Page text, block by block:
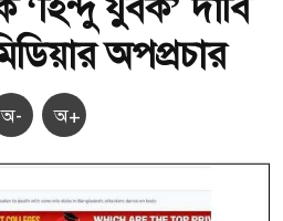
অপপ্রচার
অ- অ+